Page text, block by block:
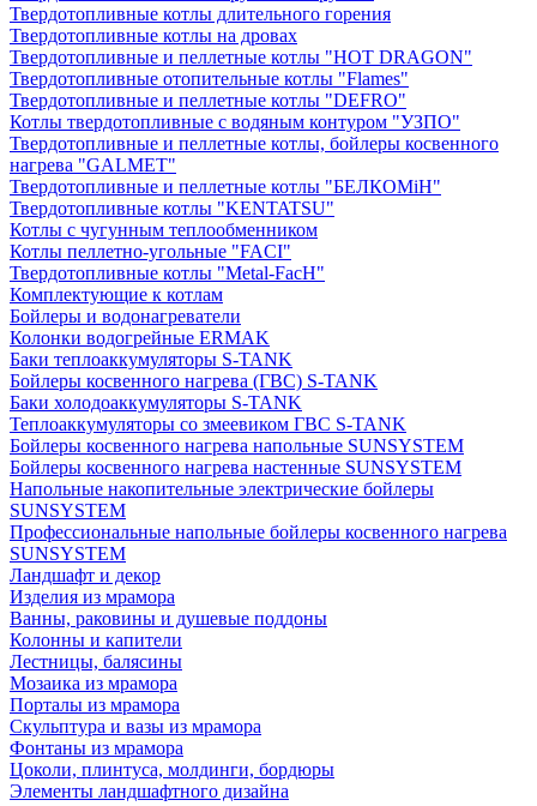
Твердотопливные котлы длительного горения
Твердотопливные котлы на дровах
Твердотопливные и пеллетные котлы "HOT DRAGON"
Твердотопливные отопительные котлы "Flames"
Твердотопливные и пеллетные котлы "DEFRO"
Котлы твердотопливные с водяным контуром "УЗПО"
Твердотопливные и пеллетные котлы, бойлеры косвенного
нагрева "GALMET"
Твердотопливные и пеллетные котлы "БЕЛКОМiН"
Твердотопливные котлы "KENTATSU"
Котлы с чугунным теплообменником
Котлы пеллетно-угольные "FACI"
Твердотопливные котлы "Metal-FacH"
Комплектующие к котлам
Бойлеры и водонагреватели
Колонки водогрейные ERMAK
Баки теплоаккумуляторы S-TANK
Бойлеры косвенного нагрева (ГВС) S-TANK
Баки холодоаккумуляторы S-TANK
Теплоаккумуляторы со змеевиком ГВС S-TANK
Бойлеры косвенного нагрева напольные SUNSYSTEM
Бойлеры косвенного нагрева настенные SUNSYSTEM
Напольные накопительные электрические бойлеры
SUNSYSTEM
Профессиональные напольные бойлеры косвенного нагрева
SUNSYSTEM
Ландшафт и декор
Изделия из мрамора
Ванны, раковины и душевые поддоны
Колонны и капители
Лестницы, балясины
Мозаика из мрамора
Порталы из мрамора
Скульптура и вазы из мрамора
Фонтаны из мрамора
Цоколи, плинтуса, молдинги, бордюры
Элементы ландшафтного дизайна